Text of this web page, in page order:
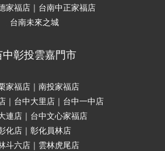
家福店｜台南中正家福店
台南未來之城
中彰投雲嘉門市
家福店｜南投家福店
｜台中大里店｜台中一中店
連店｜台中文心家福店
化店｜彰化員林店
斗六店｜雲林虎尾店